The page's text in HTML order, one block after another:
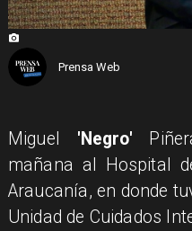
Prensa Web
Miguel 'Negro'
mañana al Hospital
Araucanía, en donde
Unidad de Cuidados